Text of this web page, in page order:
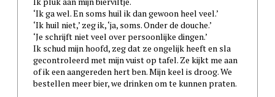
‘Ik ga wel. En soms huil ik dan gewoon heel veel.’
‘Ik huil niet,’ zeg ik, ‘ja, soms. Onder de douche.’
‘Je schrijft niet veel over persoonlijke dingen.’
Ik schud mijn hoofd, zeg dat ze ongelijk heeft en sla
gecontroleerd met mijn vuist op tafel. Ze kijkt me aan
of ik een aangereden hert ben. Mijn keel is droog. We
bestellen meer bier, we drinken om te kunnen praten.